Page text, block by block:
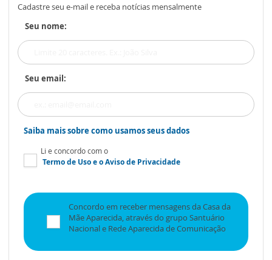
Cadastre seu e-mail e receba notícias mensalmente
Seu nome:
Seu email:
Saiba mais sobre como usamos seus dados
Li e concordo com o
Termo de Usoe oAviso de Privacidade
Concordo em receber mensagens da Casa da
Mãe Aparecida, através do grupo Santuário
Nacional e Rede Aparecida de Comunicação